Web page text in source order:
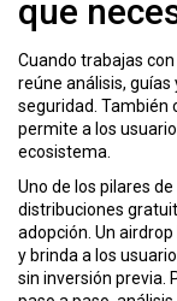
que
Cuando trabajas con
reúne análisis,
seguridad .
permite a los
ecosistema.
Uno de los pilares de
distribuciones
adopción . Un
y brinda a los
sin inversión previa.